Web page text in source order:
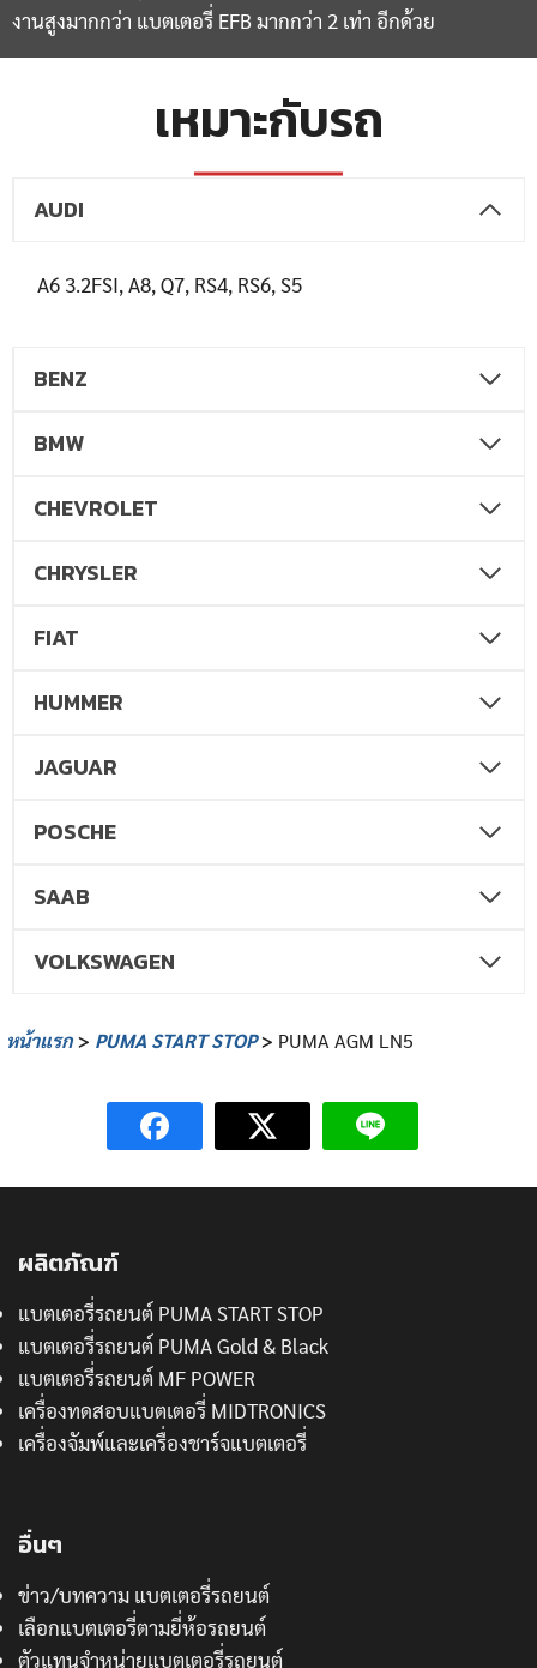
งานสูงมากกว่า แบตเตอรี่ EFB มากกว่า 2 เท่า อีกด้วย
เหมาะกับรถ
AUDI
A6 3.2FSI, A8, Q7, RS4, RS6, S5
BENZ
BMW
CHEVROLET
CHRYSLER
FIAT
HUMMER
JAGUAR
POSCHE
SAAB
VOLKSWAGEN
หน้าแรก> PUMA START STOP> PUMA AGM LN5
ผลิตภัณฑ์
แบตเตอรี่รถยนต์ PUMA START STOP
แบตเตอรี่รถยนต์ PUMA Gold & Black
แบตเตอรี่รถยนต์ MF POWER
เครื่องทดสอบแบตเตอรี่ MIDTRONICS
เครื่องจัมพ์และเครื่องชาร์จแบตเตอรี่
อื่นๆ
ข่าว/บทความ แบตเตอรี่รถยนต์
เลือกแบตเตอรี่ตามยี่ห้อรถยนต์
ตัวแทนจำหน่ายแบตเตอรี่รถยนต์